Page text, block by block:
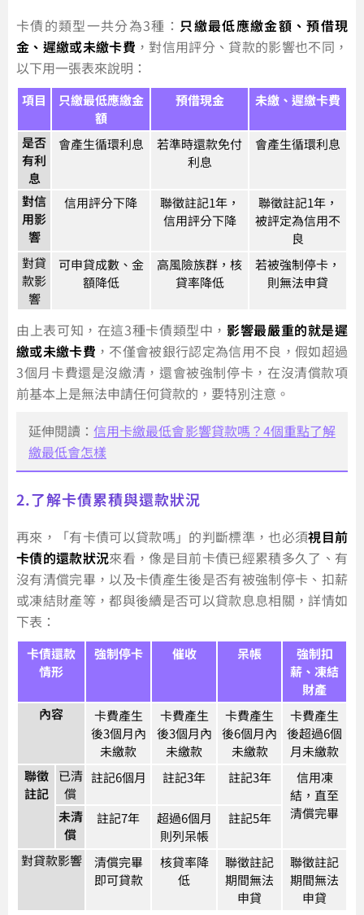
卡債的類型一共分為3種： 只繳最低應繳金額、預借現
金、遲繳或未繳卡費 ，對信用評分、貸款的影響也不同，
以下用一張表來說明：
項目
只繳最低應繳金
額
預借現金 未繳、遲繳卡費
是否
有利
息
會產生循環利息
若準時還款免付
利息
會產生循環利息
對信
用影
響
信用評分下降
聯徵註記1年，
信用評分下降
聯徵註記1年，
被評定為信用不
良
對貸
款影
響
可申貸成數、金
額降低
高風險族群，核
貸率降低
若被強制停卡，
則無法申貸
由上表可知，在這3種卡債類型中， 影響最嚴重的就是遲
繳或未繳卡費 ，不僅會被銀行認定為信用不良，假如超過
3個月卡費還是沒繳清，還會被強制停卡，在沒清償款項
前基本上是無法申請任何貸款的，要特別注意。
延伸閱讀：信用卡繳最低會影響貸款嗎？4個重點了解
繳最低會怎樣
2.了解卡債累積與還款狀況
再來，「有卡債可以貸款嗎」的判斷標準，也必須視目前
卡債的還款狀況來看，像是目前卡債已經累積多久了、有
沒有清償完畢，以及卡債產生後是否有被強制停卡、扣薪
或凍結財產等，都與後續是否可以貸款息息相關，詳情如
下表：
卡債還款
情形
強制停卡 催收 呆帳
強制扣
薪、凍結
財產
內容
卡費產生
後3個月內
未繳款
卡費產生
後3個月內
未繳款
卡費產生
後6個月內
未繳款
卡費產生
後超過6個
月未繳款
聯徵
註記
已清
償
註記6個月 註記3年 註記3年
信用凍
結，直至
清償完畢
未清
償
註記7年
超過6個月
則列呆帳
註記5年
對貸款影響
清償完畢
即可貸款
核貸率降
低
聯徵註記
期間無法
申貸
聯徵註記
期間無法
申貸